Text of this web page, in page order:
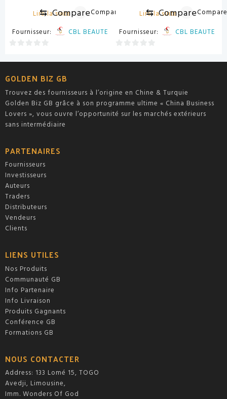
Lire la suite
⇆ CompareCompare
Fournisseur:
CBL BEAUTE
sur
Lire la suite
⇆ Compare
Fournisseur:
CBL BEAUTE
sur
GOLDEN BIZ GB
Trouvez des fournisseurs à l’origine en Chine & Turquie
Golden Biz GB grâce à son programme ultime « China Business
Lovers », vous ouvre l’opportunité sur les marchés extérieurs
sans intermédiaire
PARTENAIRES
Fournisseurs
Investisseurs
Auteurs
Traders
Distributeurs
Vendeurs
Clients
LIENS UTILES
Nos Produits
Communauté GB
Info Partenaire
Info Livraison
Produits Gagnants
Conférence GB
Formations GB
NOUS CONTACTER
Address: 133 Lomé 15, TOGO
Avedji, Limousine,
Imm. Wonders Of God